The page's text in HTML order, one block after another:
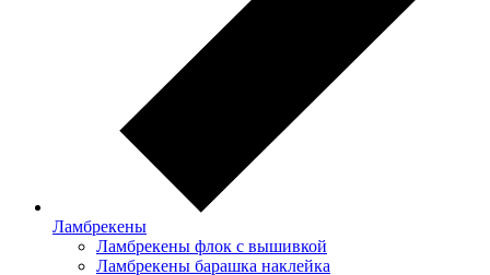
Ламбрекены
Ламбрекены флок с вышивкой
Ламбрекены барашка наклейка